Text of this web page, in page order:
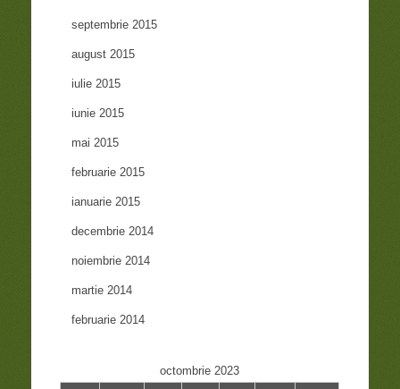
septembrie 2015
august 2015
iulie 2015
iunie 2015
mai 2015
februarie 2015
ianuarie 2015
decembrie 2014
noiembrie 2014
martie 2014
februarie 2014
octombrie 2023